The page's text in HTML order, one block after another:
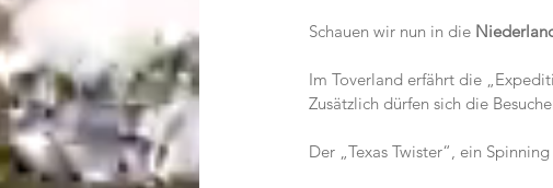
Schauen wir nun in die
Im Toverland erfährt die
Zusätzlich dürfen sich die
Der „Texas Twister“, ein